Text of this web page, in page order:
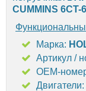
CUMMINS 6CT-
Марка:
Артикул /
OEM-
Двигатели: